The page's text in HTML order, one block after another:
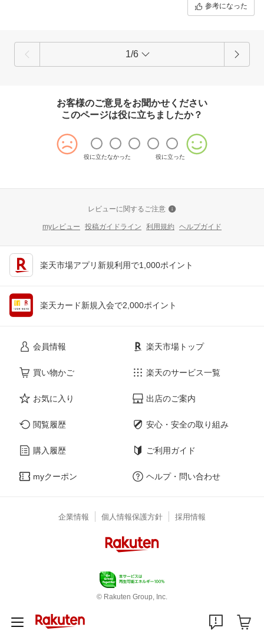
参考になった
1/6
お客様のご意見をお聞かせください
このページは役に立ちましたか？
役に立たなかった 役に立った
レビューに関するご注意
myレビュー 投稿ガイドライン 利用規約 ヘルプガイド
楽天市場アプリ新規利用で1,000ポイント
楽天カード新規入会で2,000ポイント
会員情報
買い物かご
お気に入り
閲覧履歴
購入履歴
myクーポン
楽天市場トップ
楽天のサービス一覧
出店のご案内
安心・安全の取り組み
ご利用ガイド
ヘルプ・問い合わせ
企業情報 個人情報保護方針 採用情報
© Rakuten Group, Inc.